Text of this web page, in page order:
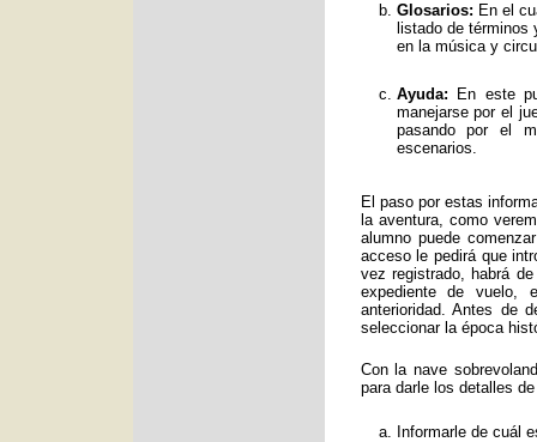
Glosarios: En el
listado de
en la música y
Ayuda: En este
manejarse por el
pasando por el
escenarios.
El paso por estas
la aventura, como
alumno puede
acceso le pedirá que
vez registrado, habrá
expediente de vuelo,
anterioridad. Antes de
seleccionar la época
Con la nave
para darle los detalles
Informarle de cuál